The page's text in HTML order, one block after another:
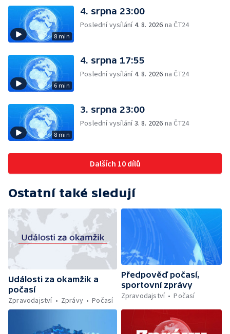
8 min
4. srpna 23:00
Poslední vysílání4. 8. 2026 na ČT24
6 min
4. srpna 17:55
Poslední vysílání4. 8. 2026 na ČT24
8 min
3. srpna 23:00
Poslední vysílání3. 8. 2026 na ČT24
Dalších 10 dílů
Ostatní také sledují
Události za okamžik a
počasí
Zpravodajství
Zprávy Počasí
Předpověď počasí,
sportovní zprávy
Zpravodajství
Počasí